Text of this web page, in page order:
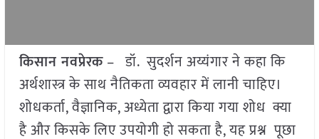
किसान नवप्रेरक– डॉ. सुदर्शन अय्यंगार ने कहा कि
अर्थशास्त्र के साथ नैतिकता व्यवहार में लानी चाहिए।
शोधकर्ता, वैज्ञानिक, अध्येता द्वारा किया गया शोध क्या
है और किसके लिए उपयोगी हो सकता है, यह प्रश्न पूछा